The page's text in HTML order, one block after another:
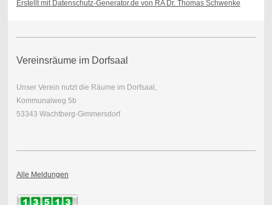
Erstellt mit Datenschutz-Generator.de von RA Dr. Thomas Schwenke
Vereinsräume im Dorfsaal
Unser Verein nutzt die Räume im Dorfsaal,
Kommunalweg 5b
53343 Wachtberg-Gimmersdorf
Alle Meldungen